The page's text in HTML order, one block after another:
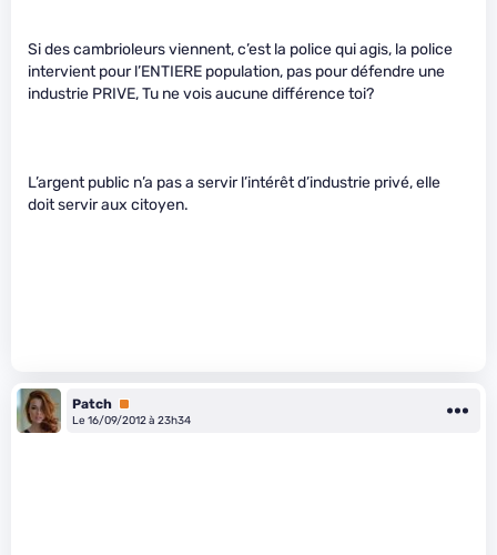
Si des cambrioleurs viennent, c’est la police qui agis, la police
intervient pour l’ENTIERE population, pas pour défendre une
industrie PRIVE, Tu ne vois aucune différence toi?
L’argent public n’a pas a servir l’intérêt d’industrie privé, elle
doit servir aux citoyen.
Patch Premium
Le 16/09/2012 à 23h34